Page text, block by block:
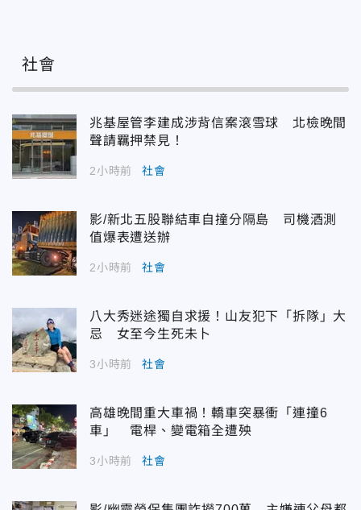
社會
兆基屋管李建成涉背信案滾雪球 北檢晚間
聲請羈押禁見！
2小時前 社會
影/新北五股聯結車自撞分隔島 司機酒測
值爆表遭送辦
2小時前 社會
八大秀迷途獨自求援！山友犯下「拆隊」大
忌 女至今生死未卜
3小時前 社會
高雄晚間重大車禍！轎車突暴衝「連撞6
車」 電桿、變電箱全遭殃
3小時前 社會